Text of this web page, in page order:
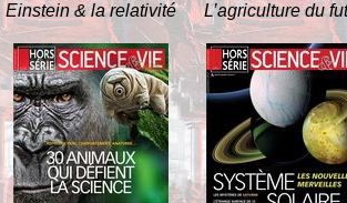
Einstein & la relativité
L’agriculture du